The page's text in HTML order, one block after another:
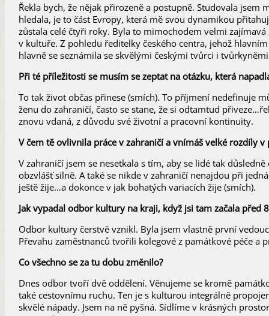
Řekla bych, že nějak přirozeně a postupně. Studovala
hledala, je to část Evropy, která mě svou dynamikou
zůstala celé čtyři roky. Byla to mimochodem velmi
v kultuře. Z pohledu ředitelky českého centra, jehož
hlavně se seznámila se skvělými českými tvůrci i
Při té příležitosti se musím se zeptat na otázku, která
To tak život občas přinese (smích). To příjmení nedefinuje
ženu do zahraničí, často se stane, že si odtamtud
znovu vdaná, z důvodu své životní a pracovní kontinuity.
V čem tě ovlivnila práce v zahraničí a vnímáš velké rozdíly v
V zahraničí jsem se nesetkala s tím, aby se lidé tak
obzvlášť silně. A také se nikde v zahraničí nenajdou při
ještě žije…a dokonce v jak bohatých variacích žije (smích).
Jak vypadal odbor kultury na kraji, když jsi tam začala před
Odbor kultury čerstvě vznikl. Byla jsem vlastně první
Převahu zaměstnanců tvořili kolegové z památkové péče
Co všechno se za tu dobu změnilo?
Dnes odbor tvoří dvě oddělení. Věnujeme se kromě
také cestovnímu ruchu. Ten je s kulturou integrálně
skvělé nápady. Jsem na ně pyšná. Sídlíme v krásných